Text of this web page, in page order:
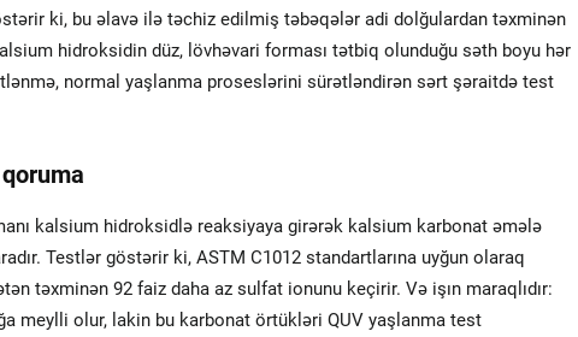
ki, bu əlavə ilə təchiz edilmiş təbəqələr adi dolğulardan təxminən
hidroksidin düz, lövhəvari forması tətbiq olunduğu səth boyu hər
normal yaşlanma proseslərini sürətləndirən sərt şəraitdə test
kalsium hidroksidlə reaksiyaya girərək kalsium karbonat əmələ
Testlər göstərir ki, ASTM C1012 standartlarına uyğun olaraq
təxminən 92 faiz daha az sulfat ionunu keçirir. Və işın maraqlıdır:
meylli olur, lakin bu karbonat örtükləri QUV yaşlanma test